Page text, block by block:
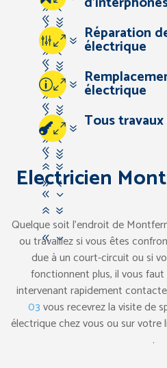
83
94
67
83
57
94
67
83
07
57
94
67
83
Réparation
électrique
07
57
94
67
83
électrique
07
57
94
67
83
Tous
Electricien
Quelque soit l’endroit de
ou travaillez si vous êtes
due à un court-circuit ou si
fonctionnent plus, il vous faut
intervenant rapidement
03vous recevrez la visite de
électrique chez vous ou sur
.